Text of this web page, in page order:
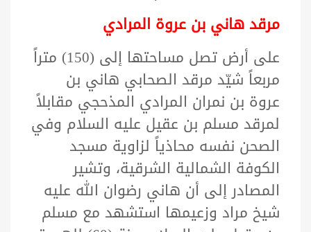
مرقد هاني بن عروة المرادي
على أرض تصل مساحتها إلى (150) متراً
مربعاً شيّد مرقد الصحابي هاني بن
عروة بن نمران المرادي المذحجي مقابلاً
لمرقد مسلم بن عقيل عليه السلام وفي
الصحن نفسه محاذياً لزاوية مسجد
الكوفة الشمالية الشرقية، وتشير
المصادر إلى أن هاني رضوان الله عليه
شيخ مراد وزعيمها استشهد مع مسلم